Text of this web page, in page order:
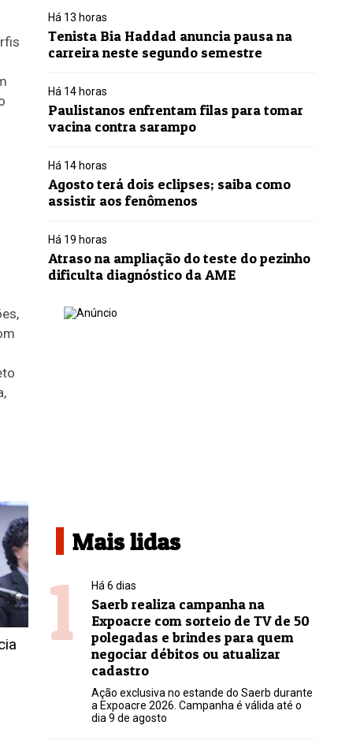
Há 13 horas
Tenista Bia Haddad anuncia pausa na
carreira neste segundo semestre
Há 14 horas
Paulistanos enfrentam filas para tomar
vacina contra sarampo
Há 14 horas
Agosto terá dois eclipses; saiba como
assistir aos fenômenos
Há 19 horas
Atraso na ampliação do teste do pezinho
dificulta diagnóstico da AME
Mais lidas
1 Há 6 dias
Saerb realiza campanha na
Expoacre com sorteio de TV de 50
polegadas e brindes para quem
negociar débitos ou atualizar
cadastro
Ação exclusiva no estande do Saerb durante
a Expoacre 2026. Campanha é válida até o
dia 9 de agosto